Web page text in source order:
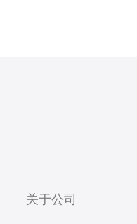
关于公司